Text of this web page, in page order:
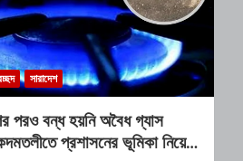
সারাদেশ
পরও বন্ধ হয়নি অবৈধ গ্যাস
প্রশাসনের ভূমিকা নিয়ে